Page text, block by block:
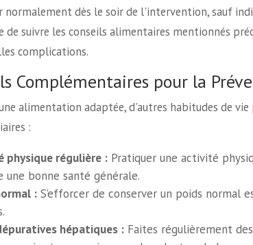
normalement dès le soir de l'intervention, sauf
de suivre les conseils alimentaires mentionnés
complications.
Complémentaires pour la
alimentation adaptée, d'autres habitudes de
:
physique régulière :Pratiquer une activité
une bonne santé générale.
:S’efforcer de conserver un poids normal
hépatiques :Faites régulièrement